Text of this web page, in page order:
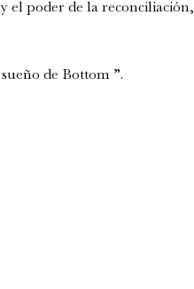
el poder de la reconciliación,
de Bottom ”.